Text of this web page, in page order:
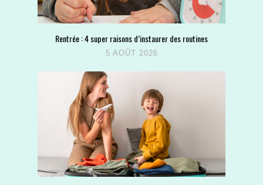
Rentrée : 4 super raisons d’instaurer des routines
5 AOÛT 2026